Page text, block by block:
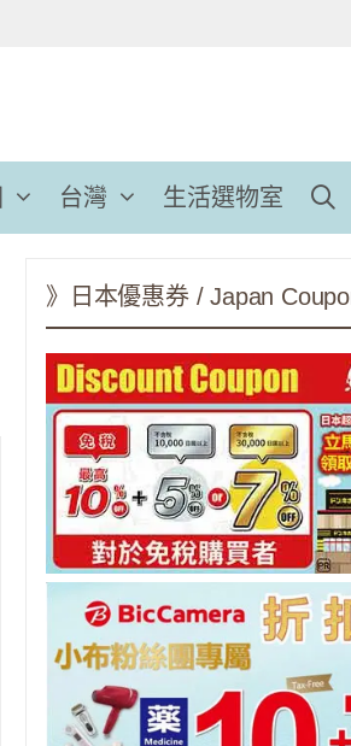
台灣 生活選物室
》日本優惠券 / Japan